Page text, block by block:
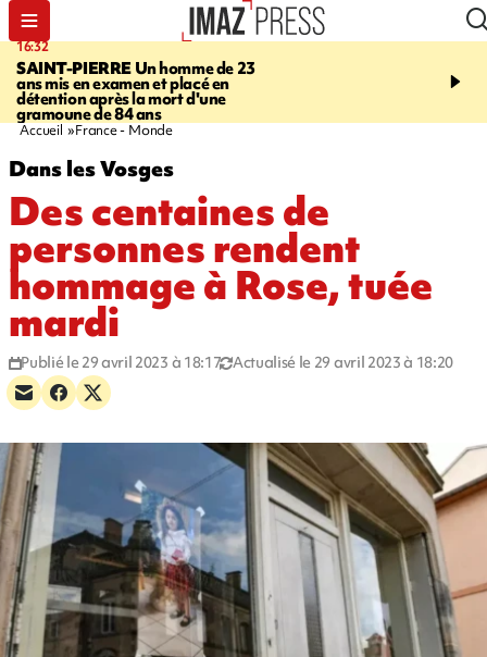
16:32
SAINT-PIERREUn homme de 23
ans mis en examen et placé en
détention après la mort d'une
gramoune de 84 ans
21:08
et Turquie scellent un
Accueil France - Monde
Dans les Vosges
Des centaines de
personnes rendent
hommage à Rose, tuée
mardi
Publié le 29 avril 2023 à 18:17 Actualisé le 29 avril 2023 à 18:20